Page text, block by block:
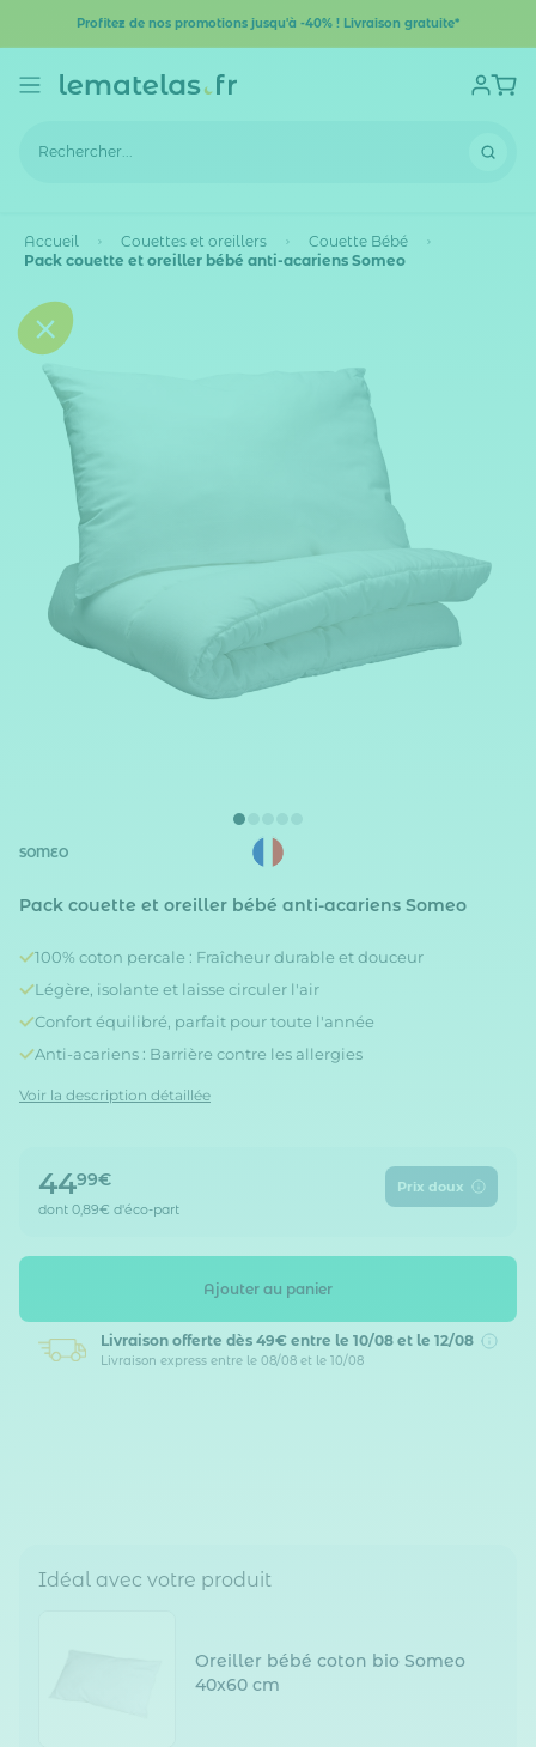
Profitez de nos promotions jusqu'à -40% ! Livraison gratuite*
Accueil Couettes et oreillers
Couette Bébé
Pack couette et oreiller bébé anti-acariens Someo
SOMEO
Pack couette et oreiller bébé anti-acariens Someo
100% coton percale : Fraîcheur durable et douceur
Légère, isolante et laisse circuler l'air
Confort équilibré, parfait pour toute l'année
Anti-acariens : Barrière contre les allergies
Voir la description détaillée
4499€
dont 0,89€ d'éco-part
Prix doux
Ajouter au panier
Livraison offerte dès 49€ entre le 10/08 et le 12/08
Livraison express entre le 08/08 et le 10/08
Idéal avec votre produit
Oreiller bébé coton bio Someo
40x60 cm